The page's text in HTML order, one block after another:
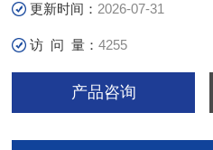
用途。
更新时间： 2026-07-31
访 问 量：4255
产品咨询